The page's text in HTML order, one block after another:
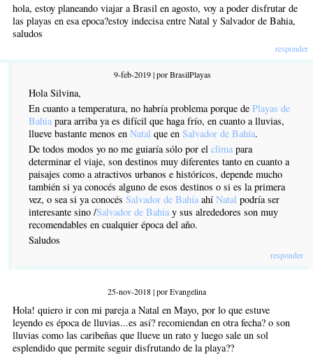
hola, estoy planeando viajar a Brasil en agosto, voy a poder disfrutar de
las playas en esa epoca?estoy indecisa entre Natal y Salvador de Bahia,
saludos
responder
9-feb-2019 | por BrasilPlayas
Hola Silvina,
En cuanto a temperatura, no habría problema porque de Playas de
Bahiapara arriba ya es difícil que haga frío, en cuanto a lluvias,
llueve bastante menos en Natal que en Salvador de Bahía.
De todos modos yo no me guiaría sólo por el climapara
determinar el viaje, son destinos muy diferentes tanto en cuanto a
paisajes como a atractivos urbanos e históricos, depende mucho
también si ya conocés alguno de esos destinos o si es la primera
vez, o sea si ya conocés Salvador de Bahíaahí Natal podría ser
interesante sino /Salvador de Bahíay sus alrededores son muy
recomendables en cualquier época del año.
Saludos
responder
25-nov-2018 | por Evangelina
Hola! quiero ir con mi pareja a Natal en Mayo, por lo que estuve
leyendo es época de lluvias...es así? recomiendan en otra fecha? o son
lluvias como las caribeñas que llueve un rato y luego sale un sol
esplendido que permite seguir disfrutando de la playa??